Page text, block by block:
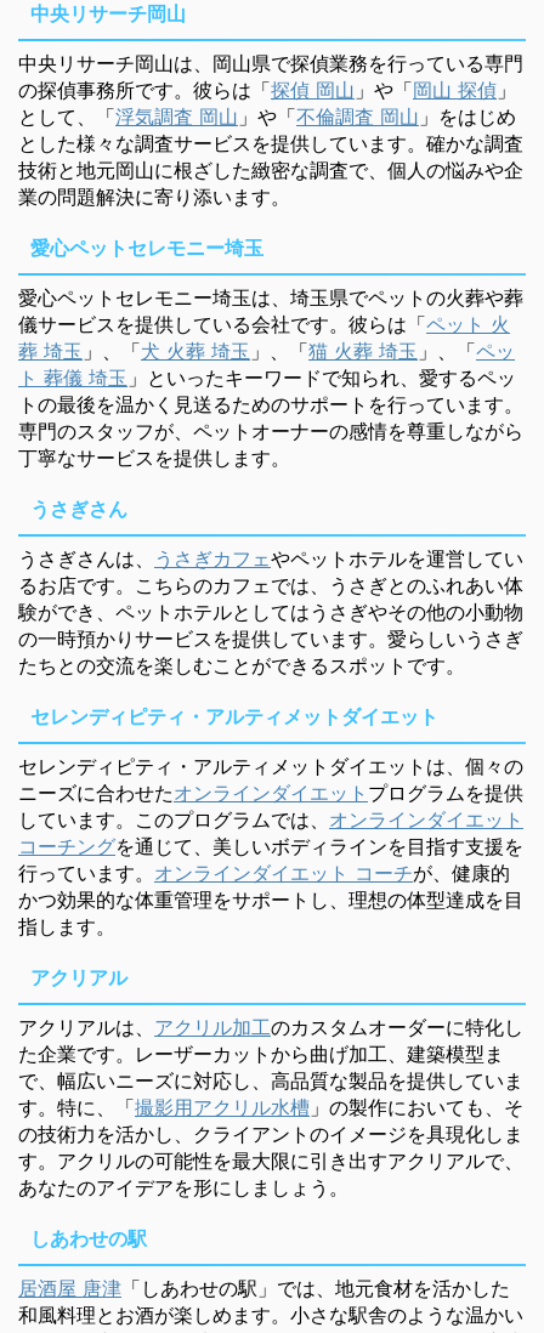
中央リサーチ岡山
中央リサーチ岡山は、岡山県で探偵業務を行っている専門
の探偵事務所です。彼らは「探偵 岡山 」や「岡山 探偵 」
として、「浮気調査 岡山 」や「不倫調査 岡山 」をはじめ
とした様々な調査サービスを提供しています。確かな調査
技術と地元岡山に根ざした緻密な調査で、個人の悩みや企
業の問題解決に寄り添います。
愛心ペットセレモニー埼玉
愛心ペットセレモニー埼玉は、埼玉県でペットの火葬や葬
儀サービスを提供している会社です。彼らは「ペット 火
葬 埼玉 」、「犬 火葬 埼玉 」、「猫 火葬 埼玉 」、「ペッ
ト 葬儀 埼玉 」といったキーワードで知られ、愛するペッ
トの最後を温かく見送るためのサポートを行っています。
専門のスタッフが、ペットオーナーの感情を尊重しながら
丁寧なサービスを提供します。
うさぎさん
うさぎさんは、 うさぎカフェやペットホテルを運営してい
るお店です。こちらのカフェでは、うさぎとのふれあい体
験ができ、ペットホテルとしてはうさぎやその他の小動物
の一時預かりサービスを提供しています。愛らしいうさぎ
たちとの交流を楽しむことができるスポットです。
セレンディピティ・アルティメットダイエット
セレンディピティ・アルティメットダイエットは、個々の
ニーズに合わせたオンラインダイエット プログラムを提供
しています。このプログラムでは、 オンラインダイエット
コーチングを通じて、美しいボディラインを目指す支援を
行っています。 オンラインダイエット コーチが、健康的
かつ効果的な体重管理をサポートし、理想の体型達成を目
指します。
アクリアル
アクリアルは、 アクリル加工のカスタムオーダーに特化し
た企業です。レーザーカットから曲げ加工、建築模型ま
で、幅広いニーズに対応し、高品質な製品を提供していま
す。特に、「撮影用アクリル水槽 」の製作においても、そ
の技術力を活かし、クライアントのイメージを具現化しま
す。アクリルの可能性を最大限に引き出すアクリアルで、
あなたのアイデアを形にしましょう。
しあわせの駅
居酒屋 唐津 「しあわせの駅」では、地元食材を活かした
和風料理とお酒が楽しめます。小さな駅舎のような温かい